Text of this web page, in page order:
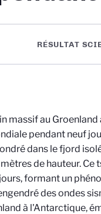
RÉSULTAT
massif au Groenland
pendant neuf
dans le fjord
de hauteur. Ce
formant un
des ondes
à l'Antarctique,